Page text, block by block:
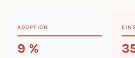
ADOPTION
9 %